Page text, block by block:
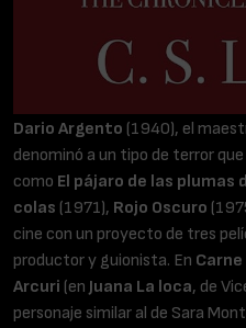
Dario Argento (1940), el
denominó a un tipo de terror
como El pájaro de las plumas
colas (1971), Rojo Oscuro
cine con un proyecto de tres
productor y guionista. En
Arcuri (en Juana La loca, de
personaje similar al de Sara